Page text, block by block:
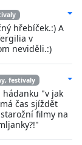
hřebíček.:) A
v
neviděli.:)
festivaly
hádanku "v jak
čas sjíždět
filmy na